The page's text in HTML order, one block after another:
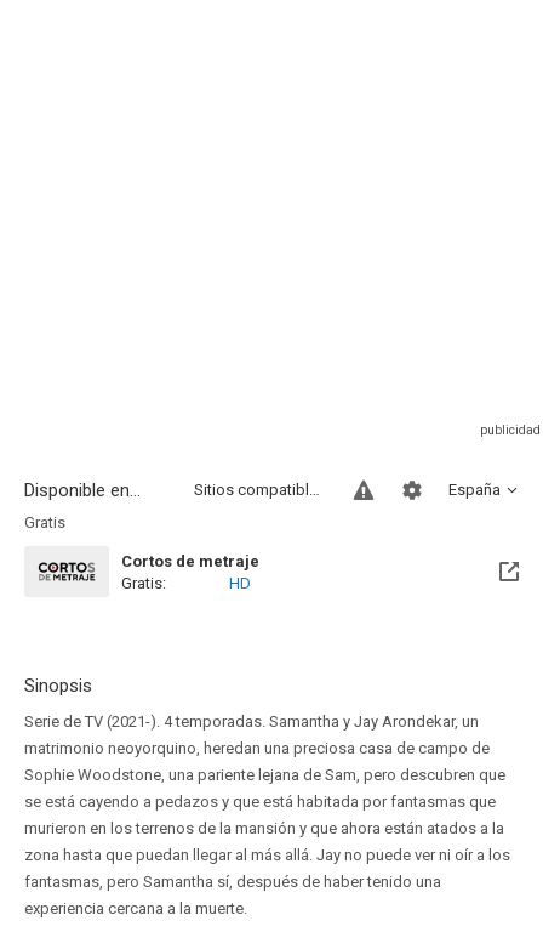
Disponible en... España
Sitios compatibles
Gratis
Cortos de metraje
Gratis:
HD
Sinopsis
Serie de TV (2021-). 4 temporadas. Samantha y Jay Arondekar, un
matrimonio neoyorquino, heredan una preciosa casa de campo de
Sophie Woodstone, una pariente lejana de Sam, pero descubren que
se está cayendo a pedazos y que está habitada por fantasmas que
murieron en los terrenos de la mansión y que ahora están atados a la
zona hasta que puedan llegar al más allá. Jay no puede ver ni oír a los
fantasmas, pero Samantha sí, después de haber tenido una
experiencia cercana a la muerte.